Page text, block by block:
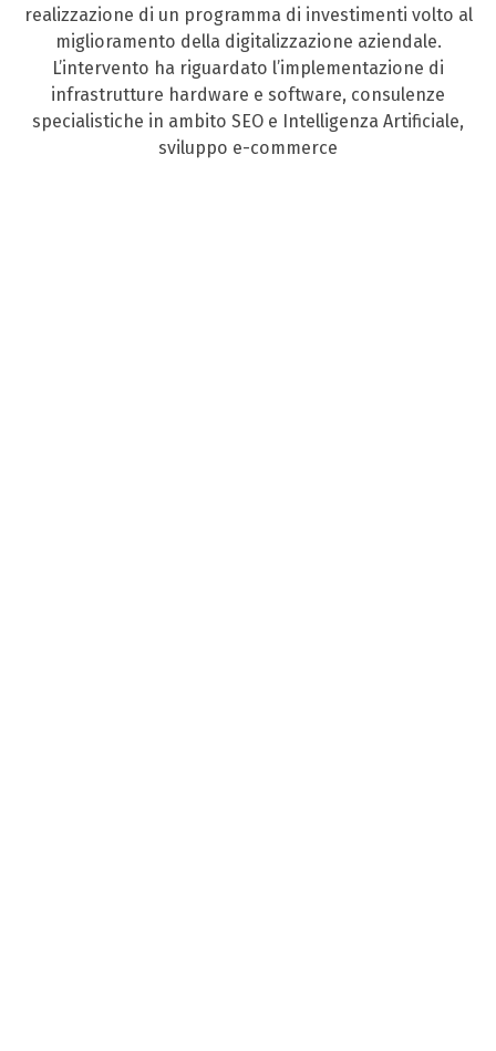
realizzazione di un programma di investimenti volto al
miglioramento della digitalizzazione aziendale.
L’intervento ha riguardato l’implementazione di
infrastrutture hardware e software, consulenze
specialistiche in ambito SEO e Intelligenza Artificiale,
sviluppo e-commerce